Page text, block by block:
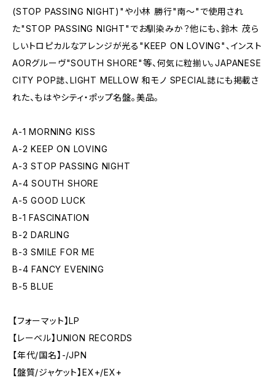
(STOP PASSING NIGHT)"や小林 勝行"南〜"で使用され
た"STOP PASSING NIGHT"でお馴染みか？他にも、鈴木 茂ら
しいトロピカルなアレンジが光る"KEEP ON LOVING"、インスト
AORグルーヴ"SOUTH SHORE"等、何気に粒揃い。JAPANESE
CITY POP誌、LIGHT MELLOW 和モノ SPECIAL誌にも掲載さ
れた、もはやシティ・ポップ名盤。美品。
A-1 MORNING KISS
A-2 KEEP ON LOVING
A-3 STOP PASSING NIGHT
A-4 SOUTH SHORE
A-5 GOOD LUCK
B-1 FASCINATION
B-2 DARLING
B-3 SMILE FOR ME
B-4 FANCY EVENING
B-5 BLUE
【フォーマット】LP
【レーベル】UNION RECORDS
【年代/国名】-/JPN
【盤質/ジャケット】EX+/EX+